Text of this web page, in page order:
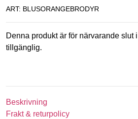
ART: BLUSORANGEBRODYR
Denna produkt är för närvarande slut
tillgänglig.
Beskrivning
Frakt & returpolicy